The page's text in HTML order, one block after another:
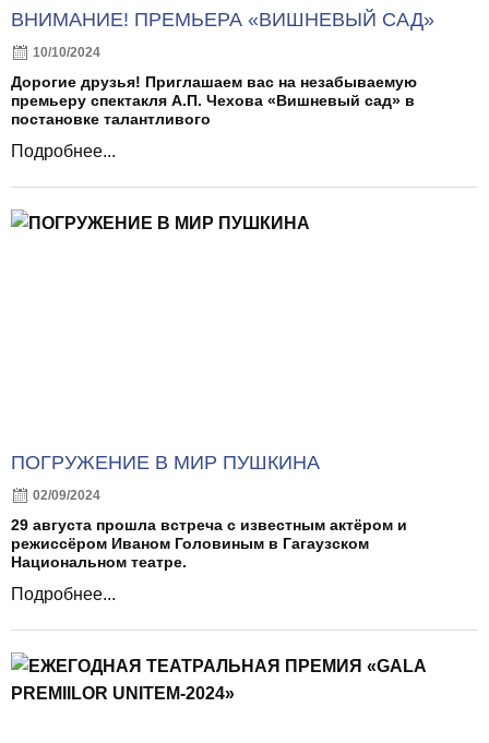
ВНИМАНИЕ! ПРЕМЬЕРА «ВИШНЕВЫЙ САД»
10/10/2024
Дорогие друзья! Приглашаем вас на незабываемую
премьеру спектакля А.П. Чехова «Вишневый сад» в
постановке талантливого
Подробнее...
ПОГРУЖЕНИЕ В МИР ПУШКИНА
02/09/2024
29 августа прошла встреча с известным актёром и
режиссёром Иваном Головиным в Гагаузском
Национальном театре.
Подробнее...